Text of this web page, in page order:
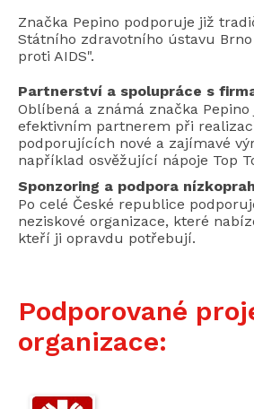
Značka Pepino podporuje již
Státního zdravotního ústavu
proti AIDS".
Partnerství a spolupráce s
Oblíbená a známá značka
efektivním partnerem při
podporujících nové a zajímavé
například osvěžující nápoje Top
Sponzoring a podpora
Po celé České republice
neziskové organizace, které
kteří ji opravdu potřebují.
Podporované
organizace: